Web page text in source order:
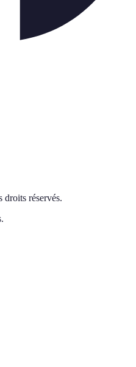
droits réservés.